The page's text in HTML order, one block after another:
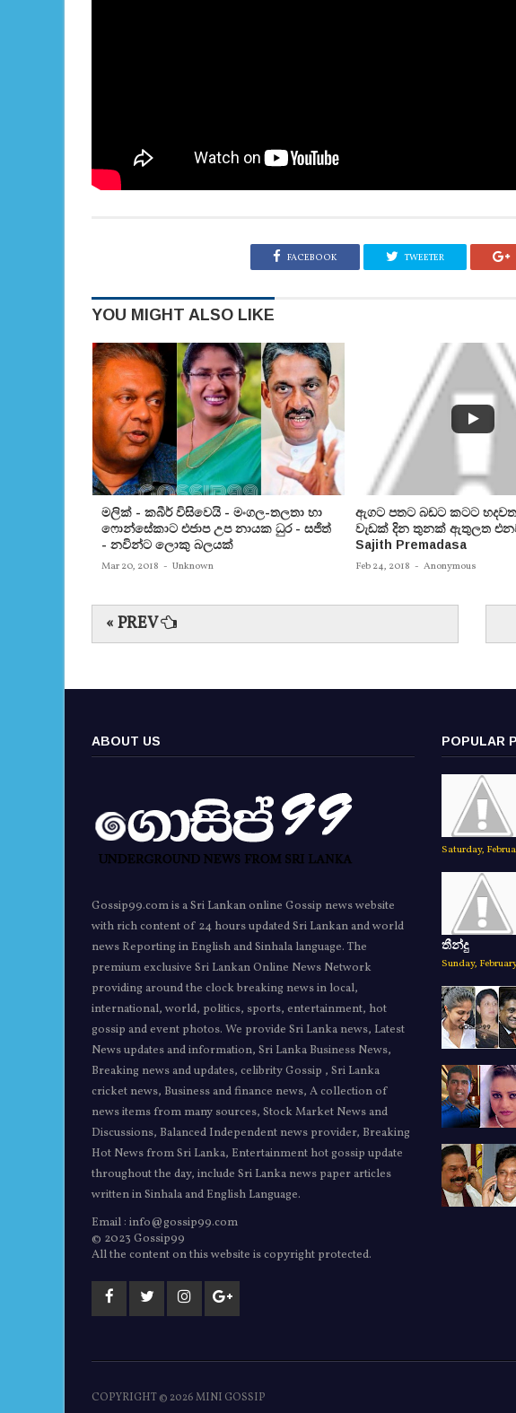
FACEBOOK TWEETER
YOU MIGHT ALSO LIKE
මලික් - කබීර් විසිවෙයි - මංගල-තලතා හා
ෆොන්සේකාට එජාප උප නායක ධුර - සජිත්
- නවින්ට ලොකු බලයක්
Mar 20, 2018 - Unknown
ඇගට පතට බඩට කටට
වැඩක් දින තුනක් ඇතුලත
Sajith Premadasa
Feb 24, 2018 - Anonymous
« PREV
ABOUT US
Gossip99.com is a Sri Lankan online Gossip news website
with rich content of 24 hours updated Sri Lankan and world
news Reporting in English and Sinhala language. The
premium exclusive Sri Lankan Online News Network
providing around the clock breaking news in local,
international, world, politics, sports, entertainment, hot
gossip and event photos. We provide Sri Lanka news, Latest
News updates and information, Sri Lanka Business News,
Breaking news and updates, celibrity Gossip , Sri Lanka
cricket news, Business and finance news, A collection of
news items from many sources, Stock Market News and
Discussions, Balanced Independent news provider, Breaking
Hot News from Sri Lanka, Entertainment hot gossip update
throughout the day, include Sri Lanka news paper articles
written in Sinhala and English Language.
Email : info@gossip99.com
© 2023 Gossip99
All the content on this website is copyright protected.
POPULAR
Saturday,
තීන්දු
Sunday,
COPYRIGHT ©2026 MINI GOSSIP